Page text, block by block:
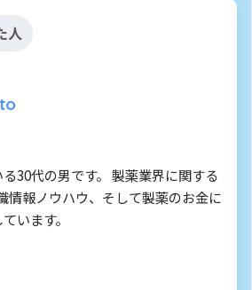
人
30代の男です。 製薬業界に関する
情報ノウハウ、そして製薬のお金に
います。